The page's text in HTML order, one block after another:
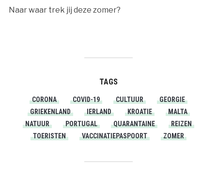
Naar waar trek jij deze zomer?
TAGS
CORONA COVID-19 CULTUUR
GEORGIE
GRIEKENLAND
IERLAND KROATIE
MALTA
NATUUR
PORTUGAL QUARANTAINE
REIZEN
TOERISTEN
VACCINATIEPASPOORT ZOMER